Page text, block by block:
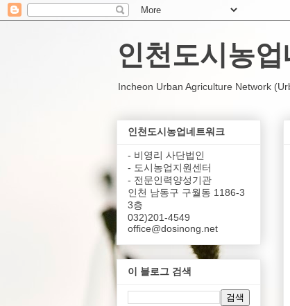
인천도시농
Incheon Urban Agriculture Network
인천도시농업네트워크
- 비영리 사단법인
- 도시농업지원센터
- 전문인력양성기관
인천 남동구 구월동 1186-3
3층
032)201-4549
office@dosinong.net
이 블로그 검색